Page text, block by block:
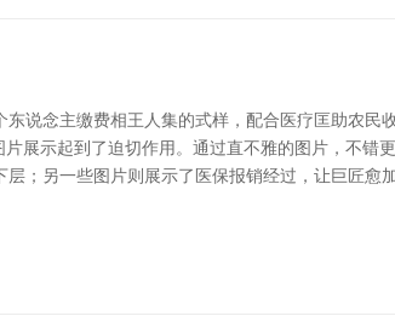
说念主缴费相王人集的式样，配合医疗匡助农民
展示起到了迫切作用。通过直不雅的图片，不错
；另一些图片则展示了医保报销经过，让巨匠愈